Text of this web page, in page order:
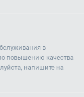
в
повышению качества
напишите на